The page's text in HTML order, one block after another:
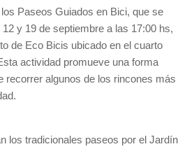
Paseos Guiados en Bici, que se
y 19 de septiembre a las 17:00 hs,
de Eco Bicis ubicado en el cuarto
actividad promueve una forma
recorrer algunos de los rincones más
los tradicionales paseos por el Jardín